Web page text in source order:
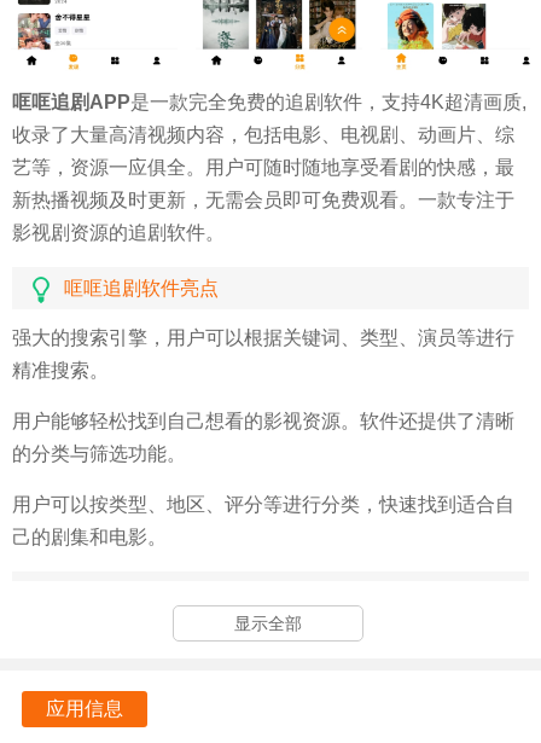
哐哐追剧APP是一款完全免费的追剧软件，支持4K超清画质,
收录了大量高清视频内容，包括电影、电视剧、动画片、综
艺等，资源一应俱全。用户可随时随地享受看剧的快感，最
新热播视频及时更新，无需会员即可免费观看。一款专注于
影视剧资源的追剧软件。
哐哐追剧软件亮点
强大的搜索引擎，用户可以根据关键词、类型、演员等进行
精准搜索。
用户能够轻松找到自己想看的影视资源。软件还提供了清晰
的分类与筛选功能。
用户可以按类型、地区、评分等进行分类，快速找到适合自
己的剧集和电影。
哐哐追剧的p2p下载引擎技术，观看的人越多，视频的播放越
用户无需注册或支付会员费用即可享受海量影视资源。
显示全部
应用信息